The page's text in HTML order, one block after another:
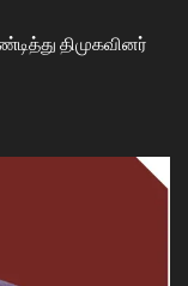
திமுகவினர்